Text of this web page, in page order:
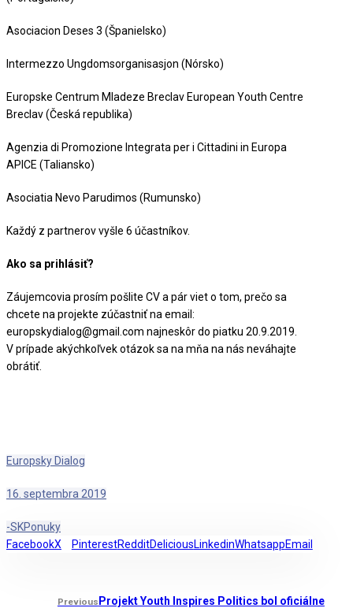
Asociacion Deses 3 (Španielsko)
Intermezzo Ungdomsorganisasjon (Nórsko)
Europske Centrum Mladeze Breclav European Youth Centre
Breclav (Česká republika)
Agenzia di Promozione Integrata per i Cittadini in Europa
APICE (Taliansko)
Asociatia Nevo Parudimos (Rumunsko)
Každý z partnerov vyšle 6 účastníkov.
Ako sa prihlásiť?
Záujemcovia prosím pošlite CV a pár viet o tom, prečo sa
chcete na projekte zúčastniť na email:
europskydialog@gmail.com najneskôr do piatku 20.9.2019.
V prípade akýchkoľvek otázok sa na mňa na nás neváhajte
obrátiť.
Europsky Dialog
16. septembra 2019
-SKPonuky
FacebookX PinterestRedditDeliciousLinkedinWhatsappEmail
Previous Projekt Youth Inspires Politics bol oficiálne